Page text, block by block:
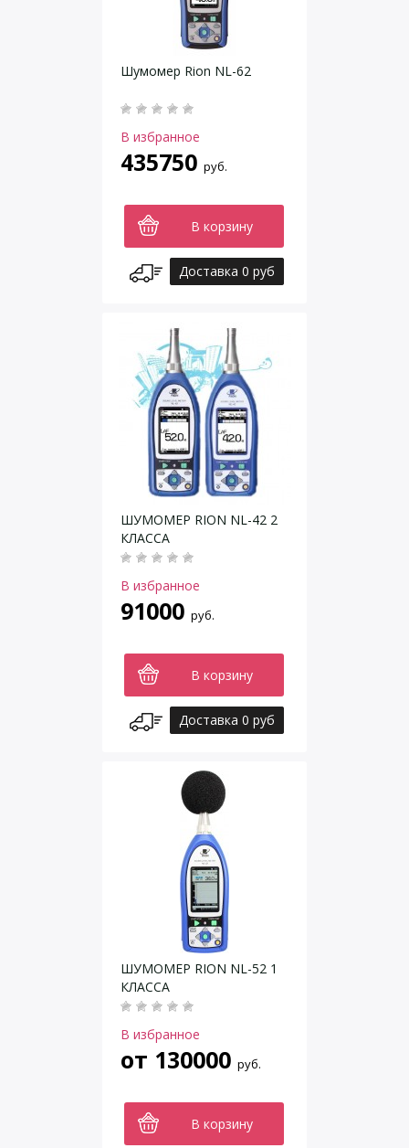
Шумомер Rion NL-62
В избранное
435750 руб.
В корзину
Доставка 0 руб
ШУМОМЕР RION NL-42 2
КЛАССА
В избранное
91000 руб.
В корзину
Доставка 0 руб
ШУМОМЕР RION NL-52 1
КЛАССА
В избранное
от 130000 руб.
В корзину